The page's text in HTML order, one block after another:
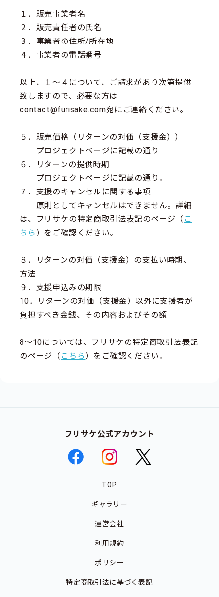
１．販売事業者名
２．販売責任者の氏名
３．事業者の住所/所在地
４．事業者の電話番号
以上、１～４について、ご請求があり次第提供
致しますので、必要な方は
contact@furisake.com宛にご連絡ください。
５．販売価格（リターンの対価（支援金））
プロジェクトページに記載の通り
６．リターンの提供時期
プロジェクトページに記載の通り。
７．支援のキャンセルに関する事項
原則としてキャンセルはできません。詳細
は、フリサケの特定商取引法表記のページ（ こ
ちら ）をご確認ください。
８．リターンの対価（支援金）の支払い時期、
方法
９．支援申込みの期限
10．リターンの対価（支援金）以外に支援者が
負担すべき金銭、その内容およびその額
8～10については、フリサケの特定商取引法表記
のページ（ こちら ）をご確認ください。
フリサケ公式アカウント
TOP
ギャラリー
運営会社
利用規約
ポリシー
特定商取引法に基づく表記